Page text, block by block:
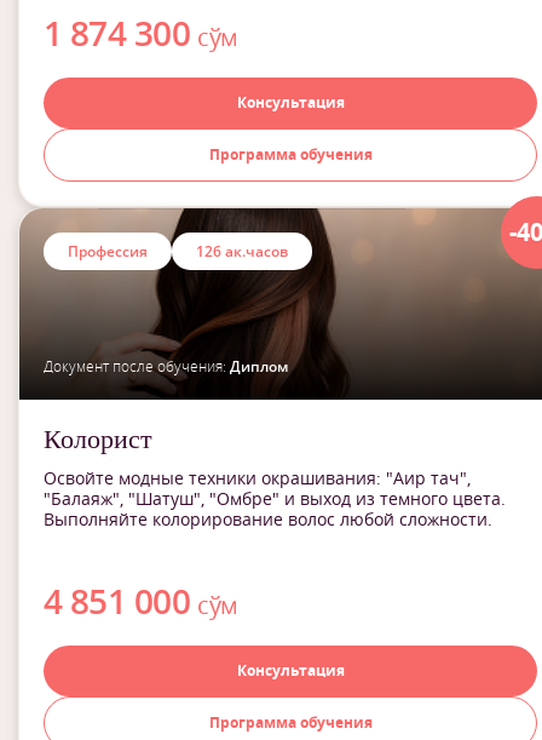
1 874 300 сўм
Консультация
Программа обучения
-
Профессия 126 ак.часов
Документ после обучения: Диплом
Колорист
Освойте модные техники окрашивания: "Аир тач",
"Балаяж", "Шатуш", "Омбре" и выход из темного цвета.
Выполняйте колорирование волос любой сложности.
4 851 000 сўм
Консультация
Программа обучения